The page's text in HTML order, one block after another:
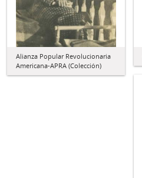
Alianza Popular Revolucionaria
Americana-APRA (Colección)